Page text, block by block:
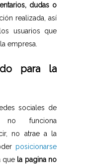
dudas o
realizada, así
usuarios que
empresa.
para la
sociales de
no funciona
no atrae a la
posicionarse
que la pagina no